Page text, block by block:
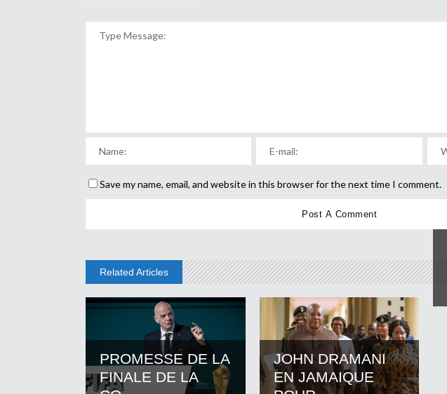
Save my name, email, and website in this browser for the next time I comment.
Related Articles
PROMESSE DE LA
FINALE DE LA
JOHN DRAMANI
EN JAMAIQUE